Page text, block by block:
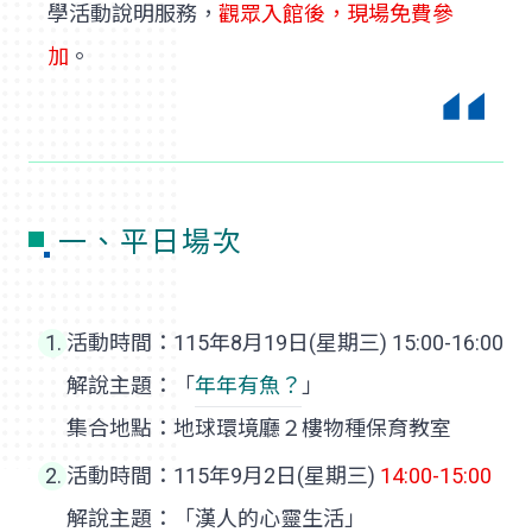
學活動說明服務， 觀眾入館後，現場免費參
加 。
一、平日場次
活動時間：115年8月19日(星期三) 15:00-16:00
解說主題：「 年年有魚？ 」
集合地點：地球環境廳２樓物種保育教室
活動時間：115年9月2日(星期三) 14:00-15:00
解說主題：「漢人的心靈生活」